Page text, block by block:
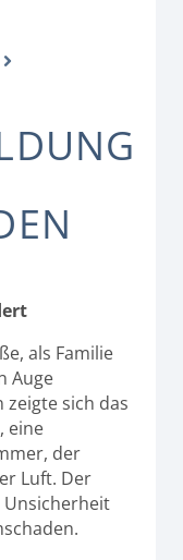
als Familie
Auge
zeigte sich das
eine
der
Luft. Der
Unsicherheit